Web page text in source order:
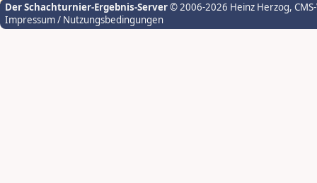
Der Schachturnier-Ergebnis-Server© 2006-2026 Heinz Herzog,
Impressum / Nutzungsbedingungen